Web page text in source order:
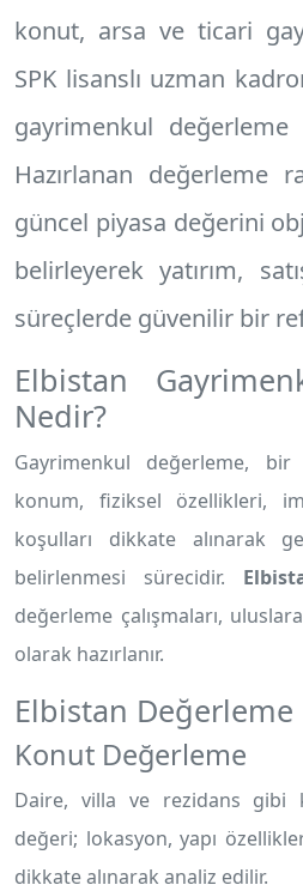
konut, arsa ve ticari
SPK lisanslı uzman
gayrimenkul değerleme
Hazırlanan değerleme
güncel piyasa değerini
belirleyerek yatırım,
süreçlerde güvenilir bir
Elbistan
Nedir?
Gayrimenkul değerleme, bir
konum, fiziksel özellikleri,
koşulları dikkate alınarak
belirlenmesi sürecidir.
değerleme çalışmaları,
olarak hazırlanır.
Elbistan
Konut Değerleme
Daire, villa ve rezidans gibi
değeri; lokasyon, yapı
dikkate alınarak analiz edilir.